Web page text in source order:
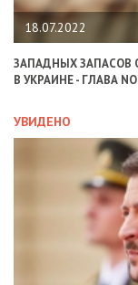
18.07.2022
ЗАПАДНЫХ ЗАПАСОВ
В УКРАИНЕ - ГЛАВА
УВИДЕНО